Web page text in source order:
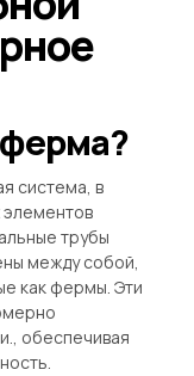
ферма?
система, в
элементов
трубы
между собой,
как фермы. Эти
обеспечивая